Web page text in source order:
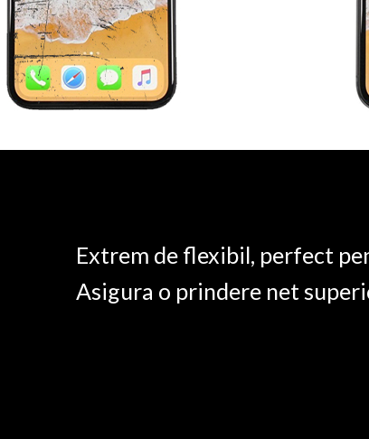
Extrem de flexibil, perfect
Asigura o prindere net